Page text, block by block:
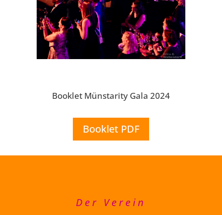
Booklet Münstarity Gala 2024
Booklet PDF
Der Verein